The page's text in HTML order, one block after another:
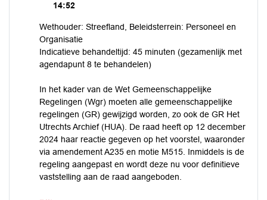
14:52
Wethouder: Streefland, Beleidsterrein: Personeel en
Organisatie
Indicatieve behandeltijd: 45 minuten (gezamenlijk met
agendapunt 8 te behandelen)
In het kader van de Wet Gemeenschappelijke
Regelingen (Wgr) moeten alle gemeenschappelijke
regelingen (GR) gewijzigd worden, zo ook de GR Het
Utrechts Archief (HUA). De raad heeft op 12 december
2024 haar reactie gegeven op het voorstel, waaronder
via amendement A235 en motie M515. Inmiddels is de
regeling aangepast en wordt deze nu voor definitieve
vaststelling aan de raad aangeboden.